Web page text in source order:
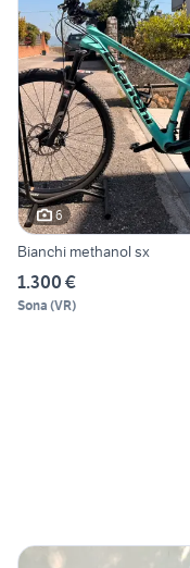
6
Bianchi methanol sx
1.300 €
Sona (VR)